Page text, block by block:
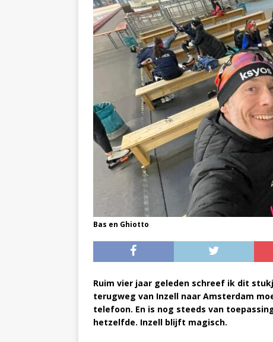
Bas en Ghiotto
Ruim vier jaar geleden schreef ik dit
terugweg van Inzell naar Amsterdam
telefoon. En is nog steeds van
hetzelfde. Inzell blijft magisch.